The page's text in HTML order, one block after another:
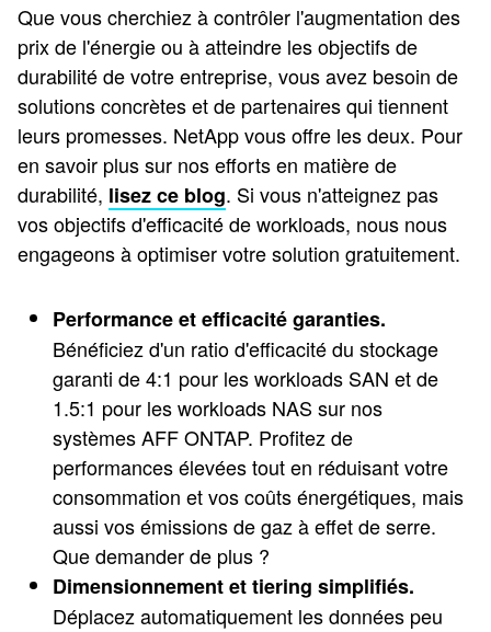
Que vous cherchiez à contrôler l'augmentation des
prix de l'énergie ou à atteindre les objectifs de
durabilité de votre entreprise, vous avez besoin de
solutions concrètes et de partenaires qui tiennent
leurs promesses. NetApp vous offre les deux. Pour
en savoir plus sur nos efforts en matière de
durabilité, lisez ce blog. Si vous n'atteignez pas
vos objectifs d'efficacité de workloads, nous nous
engageons à optimiser votre solution gratuitement.
Performance et efficacité garanties.
Bénéficiez d'un ratio d'efficacité du stockage
garanti de 4:1 pour les workloads SAN et de
1.5:1 pour les workloads NAS sur nos
systèmes AFF ONTAP. Profitez de
performances élevées tout en réduisant votre
consommation et vos coûts énergétiques, mais
aussi vos émissions de gaz à effet de serre.
Que demander de plus ?
Dimensionnement et tiering simplifiés.
Déplacez automatiquement les données peu